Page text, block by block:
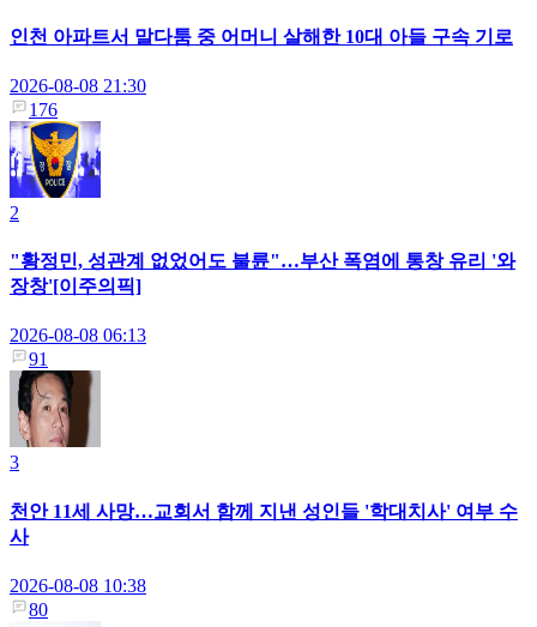
인천 아파트서 말다툼 중 어머니 살해한 10대 아들 구속 기로
2026-08-08 21:30
176
2
"황정민, 성관계 없었어도 불륜"…부산 폭염에 통창 유리 '와
장창'[이주의픽]
2026-08-08 06:13
91
3
천안 11세 사망…교회서 함께 지낸 성인들 '학대치사' 여부 수
사
2026-08-08 10:38
80